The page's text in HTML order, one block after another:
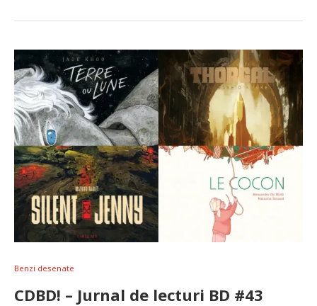
Benzi desenate
CDBD! – Jurnal de lecturi BD #43